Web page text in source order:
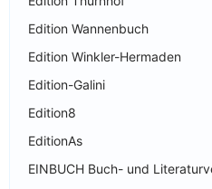
Edition Wannenbuch
Edition Winkler-Hermaden
Edition-Galini
Edition8
EditionAs
EINBUCH Buch- und